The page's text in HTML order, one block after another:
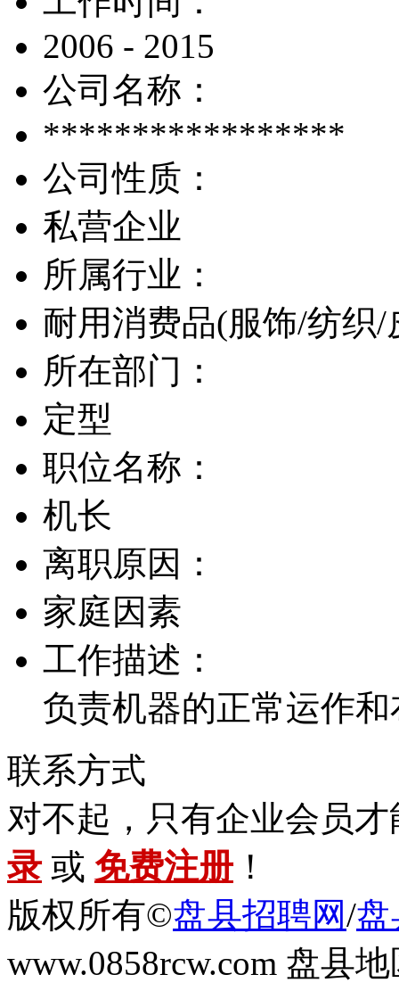
2006 - 2015
公司名称：
*****************
公司性质：
私营企业
所属行业：
耐用消费品(服饰/纺织/
所在部门：
定型
职位名称：
机长
离职原因：
家庭因素
工作描述：
负责机器的正常运作
联系方式
对不起，只有企业会员
录或 免费注册！
版权所有©盘县招聘网/
www.0858rcw.com 盘县